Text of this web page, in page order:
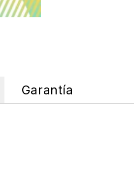
Garantía